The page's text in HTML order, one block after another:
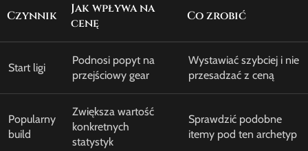
Czynnik
Jak wpływa na
cenę
Co zrobić
Start ligi
Podnosi popyt na
przejściowy gear
Wystawiać szybciej i nie
przesadzać z ceną
Popularny
build
Zwiększa wartość
konkretnych
statystyk
Sprawdzić podobne
itemy pod ten archetyp